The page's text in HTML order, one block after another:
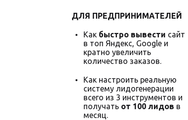
ДЛЯ ПРЕДПРИНИМАТЕЛЕЙ
Как быстро вывести сайт
в топ Яндекс, Google и
кратно увеличить
количество заказов.
Как настроить реальную
систему лидогенерации
всего из 3 инструментов и
получать от 100 лидов в
месяц.